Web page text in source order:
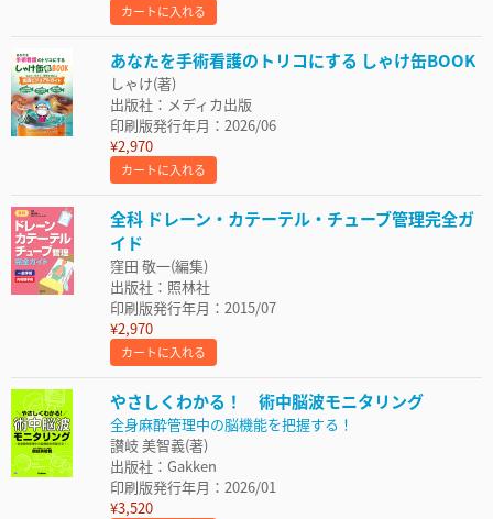
カートに入れる
あなたを手術看護のトリコにする しゃけ缶BOOK
しゃけ(著)
出版社：メディカ出版
印刷版発行年月：2026/06
¥2,970
カートに入れる
全科 ドレーン・カテーテル・チューブ管理完全ガ
イド
窪田 敬一(編集)
出版社：照林社
印刷版発行年月：2015/07
¥2,970
カートに入れる
やさしくわかる！ 術中脳波モニタリング
全身麻酔管理中の脳機能を把握する！
讃岐 美智義(著)
出版社：Gakken
印刷版発行年月：2026/01
¥3,520